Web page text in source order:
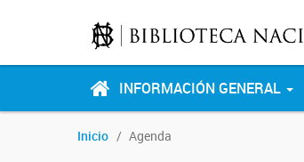
INFORMACIÓN GENERAL
Inicio Agenda